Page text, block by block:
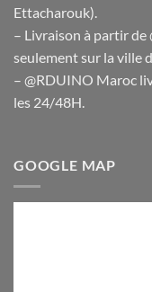
Ettacharouk).
– Livraison à partir
seulement sur la ville
– @RDUINO Maroc
les 24/48H.
GOOGLE MAP